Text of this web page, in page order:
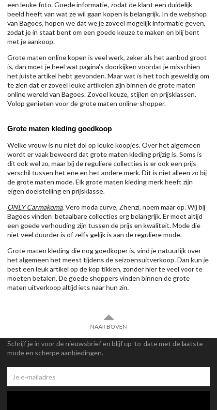
een leuke foto. Goede informatie, zodat de klant een duidelijk
beeld heeft van wat ze wil gaan kopen is belangrijk. In de webshop
van Bagoes, hopen we dat we je zoveel mogelijk informatie geven,
zodat je in staat bent om een goede keuze te maken en blij bent
met je aankoop.
Grote maten online kopen is veel werk, zeker als het aanbod groot
is, dan moet je heel wat pagina's doorkijken voordat je misschien
het juiste artikel hebt gevonden. Maar wat is het toch geweldig om
te zien dat er zoveel leuke artikelen zijn binnen de grote maten
online wereld van Bagoes. Zoveel keuze, stijlen en prijsklassen.
Volop genieten voor de grote maten online-shopper.
Grote maten kleding goedkoop
Welke vrouw is nu niet dol op leuke koopjes. Over het algemeen
wordt er vaak beweerd dat grote maten kleding prijzig is. Soms is
dit ook wel zo, maar bij de reguliere collecties is er ook een prijs
verschil tussen het ene en het andere merk. Dit is niet alleen zo bij
de grote maten mode. Elk grote maten kleding merk heeft zijn
eigen doelstelling en prijsklasse.
ONLY Carmakoma, Vero moda curve, Zhenzi, noem maar op. Wij bij
Bagoes vinden betaalbare collecties erg belangrijk. Er moet altijd
een goede verhouding zijn tussen de prijs en kwaliteit. Mode die
niet veel duurder is of zelfs gelijk is aan de reguliere mode.
Grote maten kleding die nog goedkoper is, vind je natuurlijk over
het algemeen het meest tijdens de seizoensuitverkoop. Dan kun je
best een leuk artikel op de kop tikken, zonder hier te veel voor te
moeten betalen. De goede shoppers vinden binnen de grote
maten uitverkoop altijd iets naar hun zin.
NAAR BOVEN
Schrijf je in voor de nieuwsbrief en blijf up-to-date met de laatste
mode en scherpe aanbiedingen.